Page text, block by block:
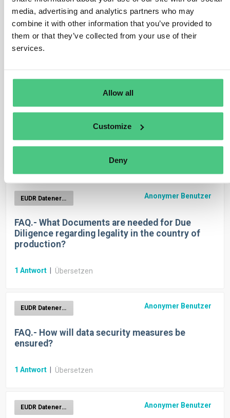
media, advertising and analytics partners who may
combine it with other information that you’ve provided to
them or that they’ve collected from your use of their
services.
Allow all
Customize
Deny
EUDR Datenerhebung Anonymer Benutzer
Will a supplier be invited by each of his
osapiens-customers?
Anonymer Benutzer
EUDR Datenerhebung Anonymer Benutzer
FAQ.- What Documents are needed for Due
Diligence regarding legality in the country of
production?
1 Antwort Übersetzen
EUDR Datenerhebung Anonymer Benutzer
FAQ.- How will data security measures be
ensured?
1 Antwort Übersetzen
EUDR Datenerhebung Anonymer Benutzer